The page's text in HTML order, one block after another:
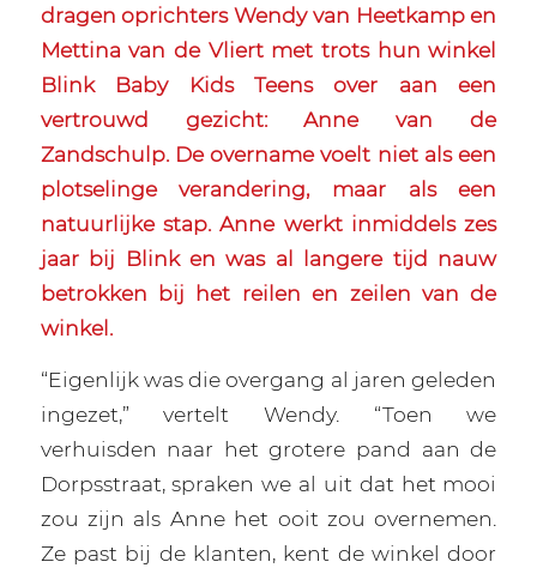
dragen oprichters Wendy van Heetkamp en
Mettina van de Vliert met trots hun winkel
Blink Baby Kids Teens over aan een
vertrouwd gezicht: Anne van de
Zandschulp. De overname voelt niet als een
plotselinge verandering, maar als een
natuurlijke stap. Anne werkt inmiddels zes
jaar bij Blink en was al langere tijd nauw
betrokken bij het reilen en zeilen van de
winkel.
“Eigenlijk was die overgang al jaren geleden
ingezet,” vertelt Wendy. “Toen we
verhuisden naar het grotere pand aan de
Dorpsstraat, spraken we al uit dat het mooi
zou zijn als Anne het ooit zou overnemen.
Ze past bij de klanten, kent de winkel door